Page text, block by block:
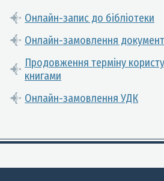
Онлайн-запис до бібліотеки
Онлайн-замовлення
Продовження терміну
книгами
Онлайн-замовлення УДК